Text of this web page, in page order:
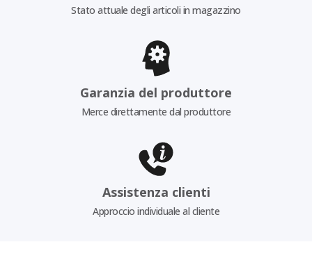
Stato attuale degli articoli in magazzino
Garanzia del produttore
Merce direttamente dal produttore
Assistenza clienti
Approccio individuale al cliente